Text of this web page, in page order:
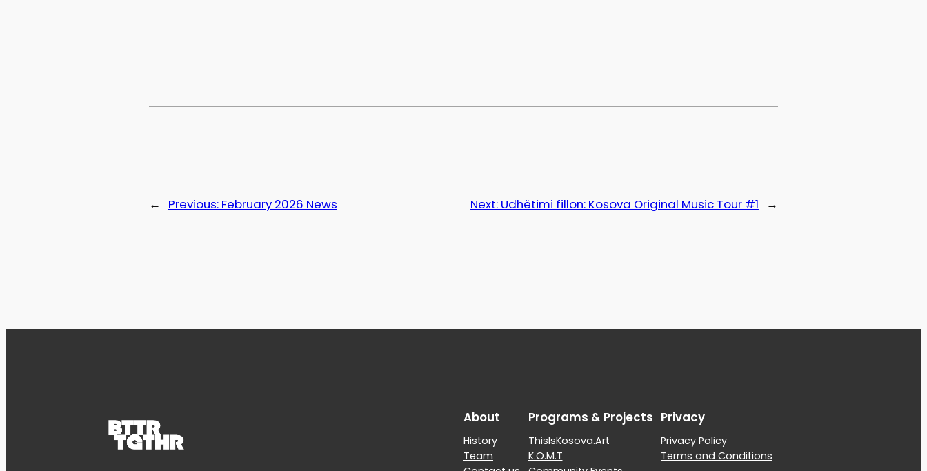
← Previous: February 2026 News Next: Udhëtimi fillon: Kosova Original Music Tour #1 →
About
History
Team
Programs & Projects
ThisIsKosova.Art
K.O.M.T
Privacy
Privacy Policy
Terms and Conditions